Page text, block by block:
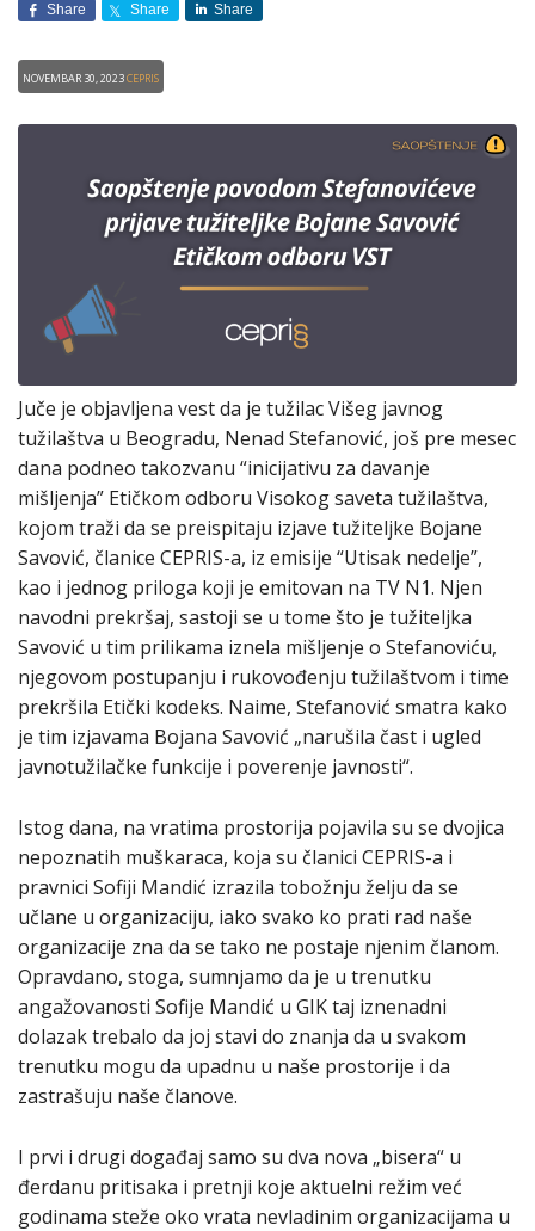
Share Share Share
Novembar 30, 2023CEPRIS
Juče je objavljena vest da je tužilac Višeg javnog
tužilaštva u Beogradu, Nenad Stefanović, još pre mesec
dana podneo takozvanu “inicijativu za davanje
mišljenja” Etičkom odboru Visokog saveta tužilaštva,
kojom traži da se preispitaju izjave tužiteljke Bojane
Savović, članice CEPRIS-a, iz emisije “Utisak nedelje”,
kao i jednog priloga koji je emitovan na TV N1. Njen
navodni prekršaj, sastoji se u tome što je tužiteljka
Savović u tim prilikama iznela mišljenje o Stefanoviću,
njegovom postupanju i rukovođenju tužilaštvom i time
prekršila Etički kodeks. Naime, Stefanović smatra kako
je tim izjavama Bojana Savović „narušila čast i ugled
javnotužilačke funkcije i poverenje javnosti“.
Istog dana, na vratima prostorija pojavila su se dvojica
nepoznatih muškaraca, koja su članici CEPRIS-a i
pravnici Sofiji Mandić izrazila tobožnju želju da se
učlane u organizaciju, iako svako ko prati rad naše
organizacije zna da se tako ne postaje njenim članom.
Opravdano, stoga, sumnjamo da je u trenutku
angažovanosti Sofije Mandić u GIK taj iznenadni
dolazak trebalo da joj stavi do znanja da u svakom
trenutku mogu da upadnu u naše prostorije i da
zastrašuju naše članove.
I prvi i drugi događaj samo su dva nova „bisera“ u
đerdanu pritisaka i pretnji koje aktuelni režim već
godinama steže oko vrata nevladinim organizacijama u